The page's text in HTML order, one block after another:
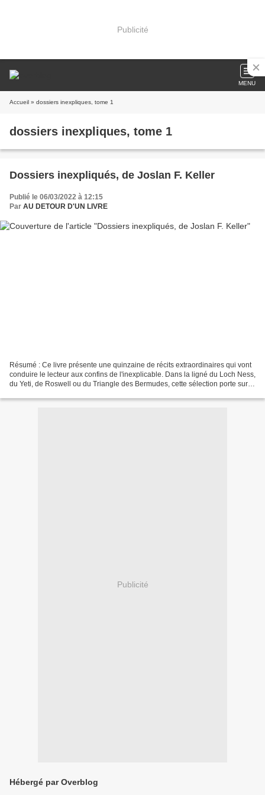
Publicité
MENU
Accueil » dossiers inexpliques, tome 1
dossiers inexpliques, tome 1
Dossiers inexpliqués, de Joslan F. Keller
Publié le 06/03/2022 à 12:15
Par AU DETOUR D'UN LIVRE
Résumé : Ce livre présente une quinzaine de récits extraordinaires qui vont
conduire le lecteur aux confins de l'inexplicable. Dans la ligné du Loch Ness,
du Yeti, de Roswell ou du Triangle des Bermudes, cette sélection porte sur
Publicité
Hébergé par Overblog